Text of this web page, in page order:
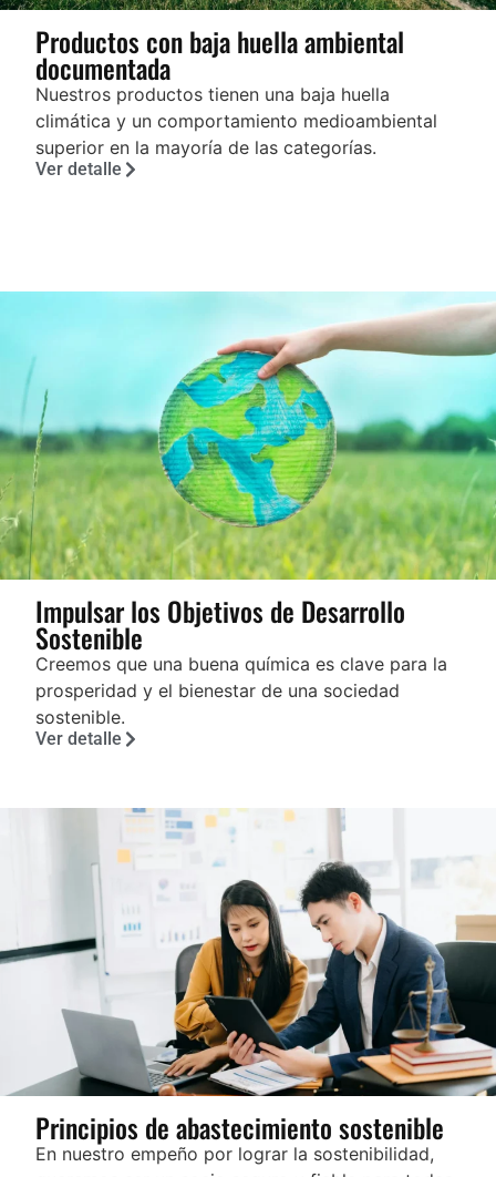
Productos con baja huella ambiental
documentada
Nuestros productos tienen una baja huella
climática y un comportamiento medioambiental
superior en la mayoría de las categorías.
Ver detalle
Impulsar los Objetivos de Desarrollo
Sostenible
Creemos que una buena química es clave para la
prosperidad y el bienestar de una sociedad
sostenible.
Ver detalle
Principios de abastecimiento sostenible
En nuestro empeño por lograr la sostenibilidad,